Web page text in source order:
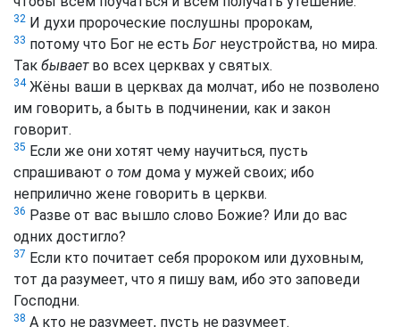
32 И духи пророческие послушны пророкам,
33 потому что Бог не есть Бог неустройства, но мира.
Так бываетво всех церквах у святых.
34Жёны ваши в церквах да молчат, ибо не позволено
им говорить, а быть в подчинении, как и закон
говорит.
35 Если же они хотят чему научиться, пусть
спрашивают о том дома у мужей своих; ибо
неприлично жене говорить в церкви.
36 Разве от вас вышло слово Божие? Или до вас
одних достигло?
37 Если кто почитает себя пророком или духовным,
тот да разумеет, что я пишу вам, ибо это заповеди
Господни.
38 А кто не разумеет, пусть не разумеет.